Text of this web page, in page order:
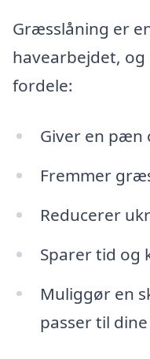
Græsslåning er
havearbejdet,
fordele:
Giver en
Fremmer
Reducerer
Sparer tid og
Muliggør en
passer til